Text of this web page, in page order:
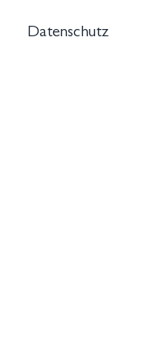
Datenschutz